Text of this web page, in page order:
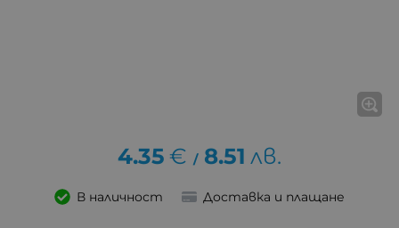
4.35 € / 8.51 лв.
В наличност Доставка и плащане